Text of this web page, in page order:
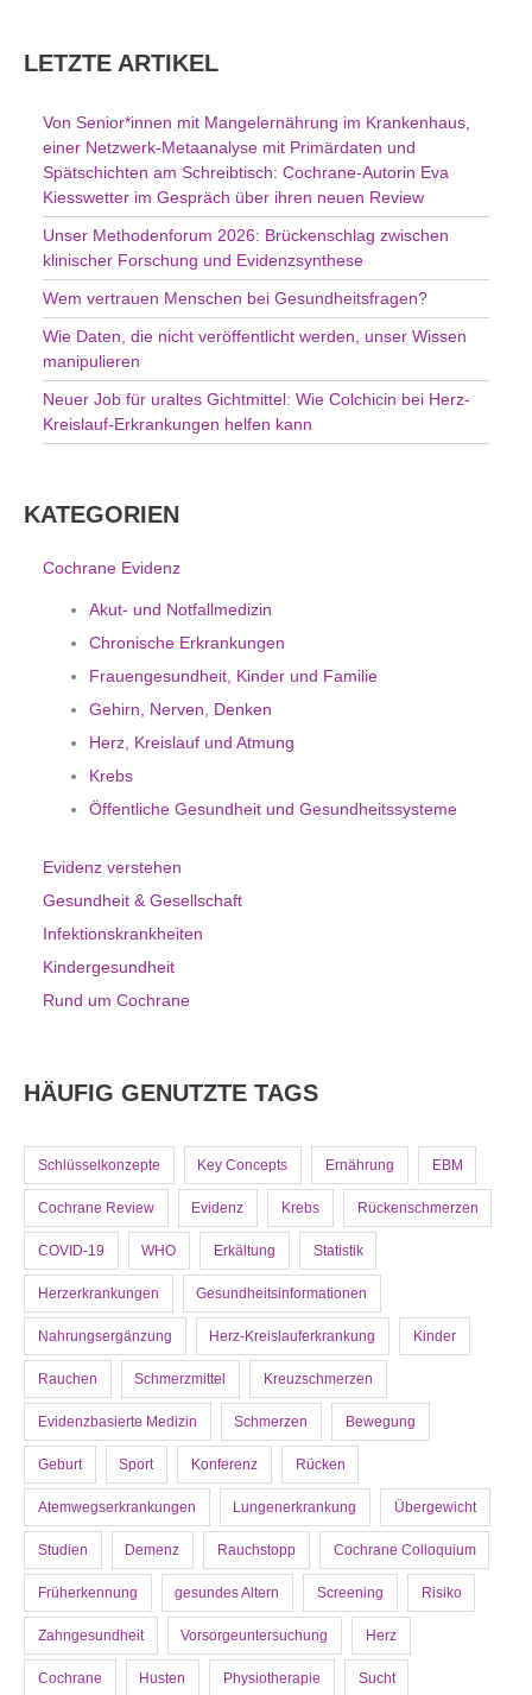
e
LETZTE ARTIKEL
Von Senior*innen mit Mangelernährung im Krankenhaus,
einer Netzwerk-Metaanalyse mit Primärdaten und
Spätschichten am Schreibtisch: Cochrane-Autorin Eva
Kiesswetter im Gespräch über ihren neuen Review
Unser Methodenforum 2026: Brückenschlag zwischen
klinischer Forschung und Evidenzsynthese
Wem vertrauen Menschen bei Gesundheitsfragen?
Wie Daten, die nicht veröffentlicht werden, unser Wissen
manipulieren
Neuer Job für uraltes Gichtmittel: Wie Colchicin bei Herz-
Kreislauf-Erkrankungen helfen kann
KATEGORIEN
Cochrane Evidenz
Akut- und Notfallmedizin
Chronische Erkrankungen
Frauengesundheit, Kinder und Familie
Gehirn, Nerven, Denken
Herz, Kreislauf und Atmung
Krebs
Öffentliche Gesundheit und Gesundheitssysteme
Evidenz verstehen
Gesundheit & Gesellschaft
Infektionskrankheiten
Kindergesundheit
Rund um Cochrane
HÄUFIG GENUTZTE TAGS
Schlüsselkonzepte Key Concepts Ernährung EBM
Cochrane Review Evidenz Krebs Rückenschmerzen
COVID-19 WHO Erkältung Statistik
Herzerkrankungen Gesundheitsinformationen
Nahrungsergänzung Herz-Kreislauferkrankung Kinder
Rauchen Schmerzmittel Kreuzschmerzen
Evidenzbasierte Medizin Schmerzen Bewegung
Geburt Sport Konferenz Rücken
Atemwegserkrankungen Lungenerkrankung Übergewicht
Studien Demenz Rauchstopp Cochrane Colloquium
Früherkennung gesundes Altern Screening Risiko
Zahngesundheit Vorsorgeuntersuchung Herz
Cochrane Husten Physiotherapie Sucht